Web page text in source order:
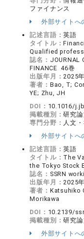
ファイナンス
外部サイトへ
記述言語：英語
タイトル：
Qualified
誌名： JOURNAL
FINANCE 46巻
出版年月： 2025年
著者： Bao, T;
YE; Zhu, JH
DOI： 10.1016/
掲載種別：研究論
専門分野： 人文
外部サイトへ
記述言語：英語
タイトル： The
the Tokyo Stock
誌名： SSRN
出版年月： 2025
著者： Katsuhiko
Morikawa
DOI： 10.2139/
掲載種別：研究論
外部サイトへ